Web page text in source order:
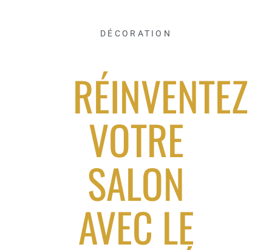
DÉCORATION
RÉINVENTEZ
VOTRE
SALON
AVEC LE